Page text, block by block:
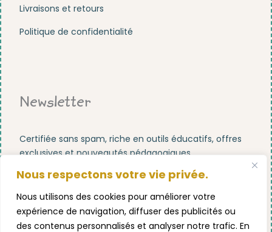
Nous respectons votre vie privée.
Nous utilisons des cookies pour améliorer votre
expérience de navigation, diffuser des publicités ou
des contenus personnalisés et analyser notre trafic. En
Livraisons et retours
Politique de confidentialité
Newsletter
Certifiée sans spam, riche en outils éducatifs, offres
exclusives et nouveautés pédagogiques.